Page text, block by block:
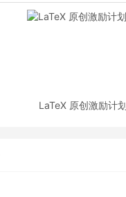
LaTeX 原创激励计